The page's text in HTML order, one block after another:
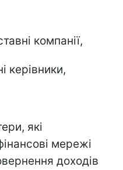
компанії,
керівники,
які
мережі
доходів